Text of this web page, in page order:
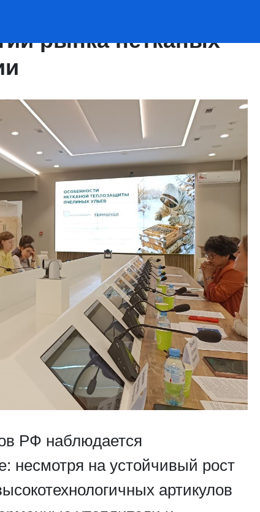
рынка нетканых
РФ наблюдается
несмотря на устойчивый рост
артикулов